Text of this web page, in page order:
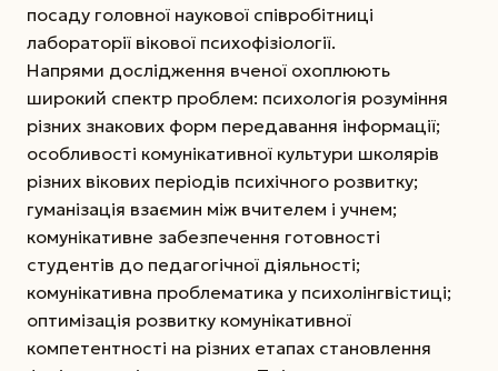
посаду головної наукової співробітниці
лабораторії вікової психофізіології.
Напрями дослідження вченої охоплюють
широкий спектр проблем: психологія розуміння
різних знакових форм передавання інформації;
особливості комунікативної культури школярів
різних вікових періодів психічного розвитку;
гуманізація взаємин між вчителем і учнем;
комунікативне забезпечення готовності
студентів до педагогічної діяльності;
комунікативна проблематика у психолінгвістиці;
оптимізація розвитку комунікативної
компетентності на різних етапах становлення